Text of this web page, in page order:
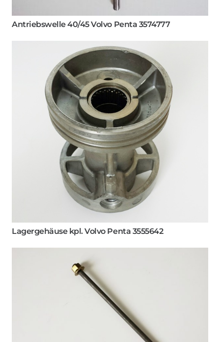
Antriebswelle 40/45 Volvo Penta 3574777
Lagergehäuse kpl. Volvo Penta 3555642